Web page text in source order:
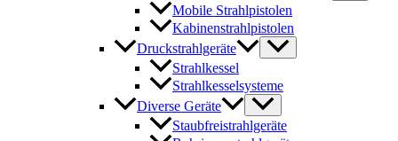
Mobile Strahlpistolen
Kabinenstrahlpistolen
Druckstrahlgeräte
Strahlkessel
Strahlkesselsysteme
Diverse Geräte
Staubfreistrahlgeräte